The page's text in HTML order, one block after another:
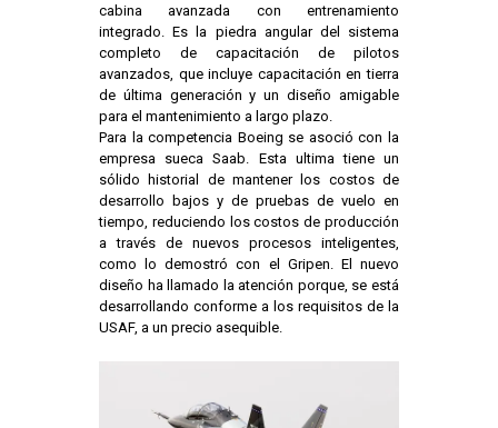
cabina avanzada con entrenamiento
integrado. Es la piedra angular del sistema
completo de capacitación de pilotos
avanzados, que incluye capacitación en tierra
de última generación y un diseño amigable
para el mantenimiento a largo plazo.
Para la competencia Boeing se asoció con la
empresa sueca Saab. Esta ultima tiene un
sólido historial de mantener los costos de
desarrollo bajos y de pruebas de vuelo en
tiempo, reduciendo los costos de producción
a través de nuevos procesos inteligentes,
como lo demostró con el Gripen. El nuevo
diseño ha llamado la atención porque, se está
desarrollando conforme a los requisitos de la
USAF, a un precio asequible.